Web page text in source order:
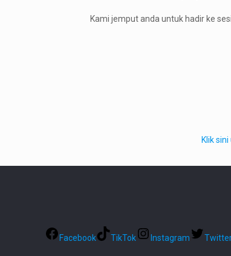
Kami jemput anda untuk hadir ke
Klik
Facebook TikTok Instagram